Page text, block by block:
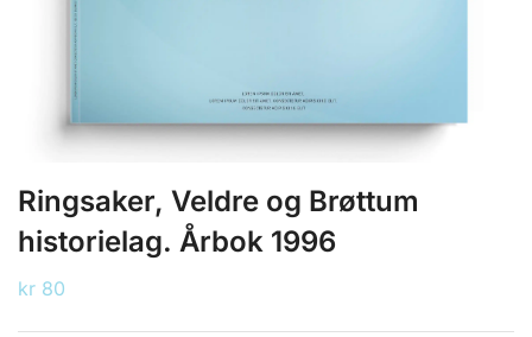
Ringsaker, Veldre og Brøttum
historielag. Årbok 1996
kr 80